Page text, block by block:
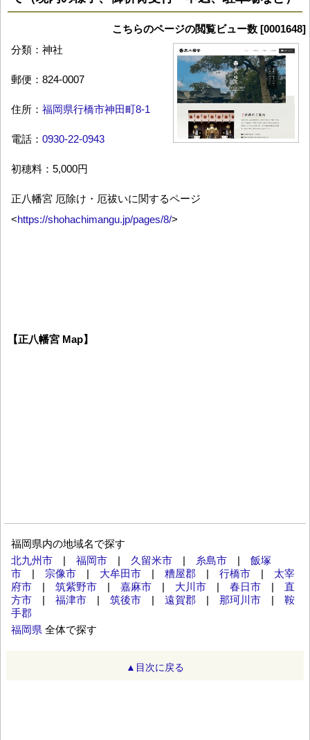
こちらのページの閲覧ビュー数 [0001648]
分類：神社
郵便：824-0007
住所： 福岡県行橋市神田町8-1
電話： 0930-22-0943
初穂料：5,000円
正八幡宮 厄除け・厄祓いに関するページ
<https://shohachimangu.jp/pages/8/>
【正八幡宮 Map】
福岡県内の地域名で探す
北九州市
福岡市 久留米市 糸島市
飯塚
市
宗像市 大牟田市 糟屋郡 行橋市
太宰
府市
筑紫野市 嘉麻市 大川市 春日市
直
方市
福津市 筑後市 遠賀郡 那珂川市
鞍
手郡
福岡県 全体で探す
▲目次に戻る